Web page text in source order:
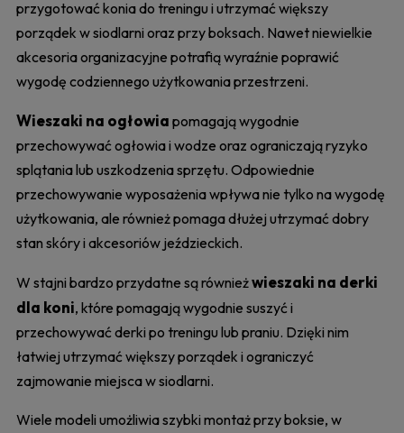
przygotować konia do treningu i utrzymać większy
porządek w siodlarni oraz przy boksach. Nawet niewielkie
akcesoria organizacyjne potrafią wyraźnie poprawić
wygodę codziennego użytkowania przestrzeni.
Wieszaki na ogłowia pomagają wygodnie
przechowywać ogłowia i wodze oraz ograniczają ryzyko
splątania lub uszkodzenia sprzętu. Odpowiednie
przechowywanie wyposażenia wpływa nie tylko na wygodę
użytkowania, ale również pomaga dłużej utrzymać dobry
stan skóry i akcesoriów jeździeckich.
W stajni bardzo przydatne są równieżwieszaki na derki
dla koni, które pomagają wygodnie suszyć i
przechowywać derki po treningu lub praniu. Dzięki nim
łatwiej utrzymać większy porządek i ograniczyć
zajmowanie miejsca w siodlarni.
Wiele modeli umożliwia szybki montaż przy boksie, w